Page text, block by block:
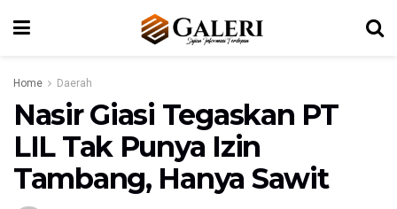
Home Daerah
Nasir Giasi Tegaskan PT
LIL Tak Punya Izin
Tambang, Hanya Sawit